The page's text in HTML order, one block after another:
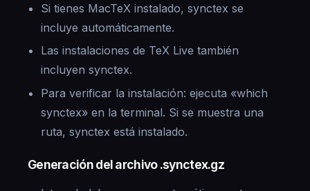
Si tienes MacTeX instalado, synctex se
incluye automáticamente.
Las instalaciones de TeX Live también
incluyen synctex.
Para verificar la instalación: ejecuta «which
synctex» en la terminal. Si se muestra una
ruta, synctex está instalado.
Generación del archivo .synctex.gz